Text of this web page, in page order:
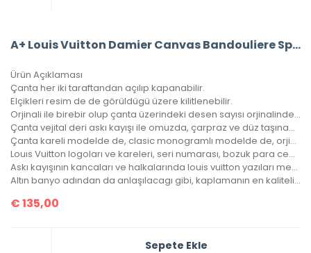
A+ Louis Vuitton Damier Canvas Bandouliere Speedy 30’Luk Vejital Deri
Ürün Açıklaması
Çanta her iki taraftandan açılıp kapanabilir.
Elçikleri resim de de görüldügü üzere kilitlenebilir.
Orjinali ile birebir olup çanta üzerindeki desen sayısı orjinalinde ki ile aynıdır.
Çanta vejital deri askı kayışı ile omuzda, çarpraz ve düz taşınabilir.
Çanta kareli modelde de, clasic monogramlı modelde de, orjinalinde ki kare sayısı ile çantamızdaki kare sayıları eşittir.
Louıs Vuitton logoları ve kareleri, seri numarası, bozuk para cebi ile birebir aynıdır.
Askı kayışının kancaları ve halkalarında louis vuitton yazıları mevcuttur ve metal aksamları altın banyodur.
Altın banyo adından da anlaşılacagı gibi, kaplamanın en kaliteli olanıdır. Ömürlüktür, kararma yapmaz.
€135,00
Sepete Ekle